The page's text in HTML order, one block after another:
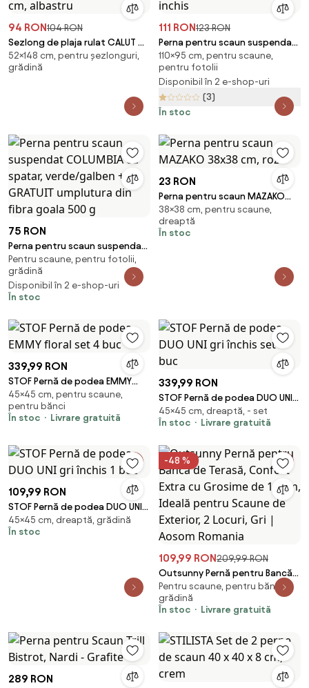
94 RON104 RON
Sezlong de plaja rulat CALUT DE
MARE 148x52 cm, albastru
52×148 cm, pentru șezlonguri,
grădină
111 RON123 RON
Perna pentru scaun suspendat
KOKON, gri inchis
110×95 cm, pentru scaune,
pentru fotolii
Disponibil în 2 e-shop-uri
(3)
În stoc
75 RON
Perna pentru scaun suspendat
COLUMBIA cu spatar,
verde/galben + GRATUIT
umplutura din fibra goala 500 g
Pentru scaune, pentru fotolii,
grădină
Disponibil în 2 e-shop-uri
În stoc
23 RON
Perna pentru scaun MAZAKO
38x38 cm, roz
38×38 cm, pentru scaune,
dreaptă
În stoc
339,99 RON
STOF Pernă de podea EMMY
floral set 4 buc
45×45 cm, pentru scaune,
pentru bănci
În stoc
Livrare gratuită
339,99 RON
STOF Pernă de podea DUO UNI
gri închis set 4 buc
45×45 cm, dreaptă, - set
În stoc
Livrare gratuită
109,99 RON
STOF Pernă de podea DUO UNI
gri închis 1 buc
45×45 cm, dreaptă, grădină
În stoc
-48 %
109,99 RON209,99 RON
Outsunny Pernă pentru Bancă
de Terasă, Confort Extra cu
Grosime de 10 cm, Ideală
pentru Scaune de Exterior, 2
Pentru scaune, pentru bănci,
grădină
În stoc
Livrare gratuită
289 RON